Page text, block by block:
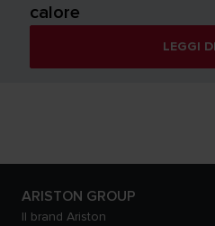
calore
LEGGI
ARISTON GROUP
Il brand Ariston